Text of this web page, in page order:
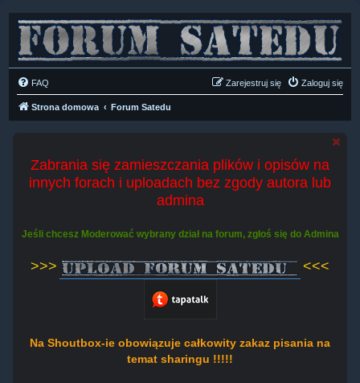
FAQ Zaloguj się
Zarejestruj się
Strona domowa Forum Satedu
Zabrania się zamieszczania plików i opisów na
innych forach i uploadach bez zgody autora lub
admina
Jeśli chcesz Moderować wybrany dział na forum, zgłoś się do Admina
>>> <<<
Na Shoutbox-ie obowiązuje całkowity zakaz pisania na
temat sharingu !!!!!